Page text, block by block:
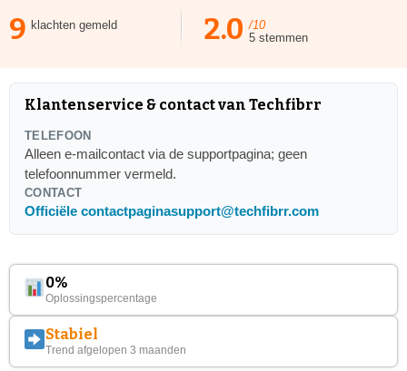
9 klachten gemeld 2.0 /10
5 stemmen
Klantenservice & contact van Techfibrr
TELEFOON
Alleen e-mailcontact via de supportpagina; geen
telefoonnummer vermeld.
CONTACT
Officiële contactpaginasupport@techfibrr.com
0%
Oplossingspercentage
Stabiel
Trend afgelopen 3 maanden